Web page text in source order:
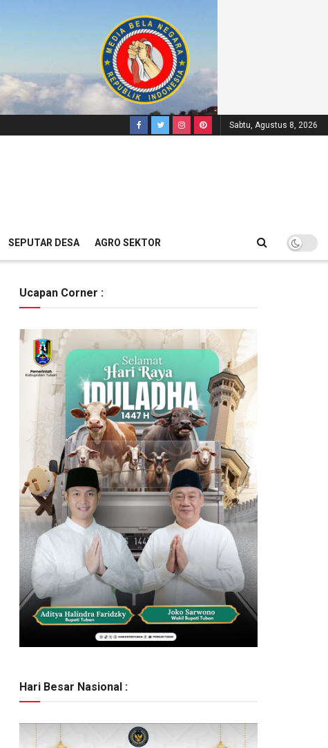
Sabtu, Agustus 8, 2026
SEPUTAR DESA AGRO SEKTOR
Ucapan Corner :
Hari Besar Nasional :